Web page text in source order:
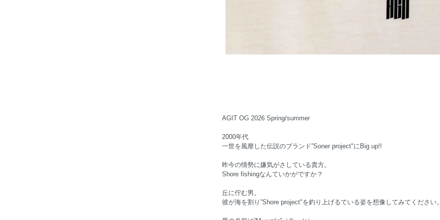
AGIT OG 2026 Spring/summer
2000年代
一世を風靡した伝説のブランド”Soner project"にBig up!!
昨今の情勢に嫌気がさしている貴方。
Shore fishingなんていかがですか？
丘に佇む男。
彼が海を割り”Shore project"を釣り上げるている姿を想像してみてください